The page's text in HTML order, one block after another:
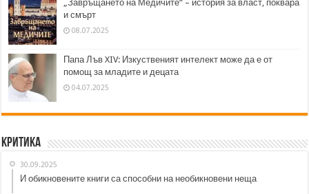
„Завръщането на Медичите“ – история за власт, поквара
и смърт
08.07.2025
Папа Лъв XIV: Изкуственият интелект може да е от
помощ за младите и децата
04.07.2025
Критика
30.09.2025
И обикновените книги са способни на необикновени неща